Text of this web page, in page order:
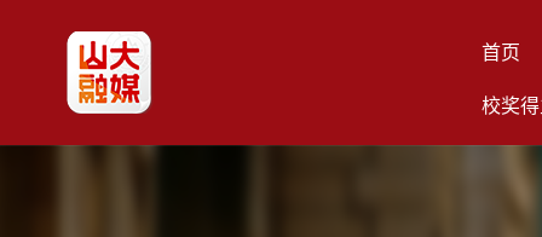
首页
校奖